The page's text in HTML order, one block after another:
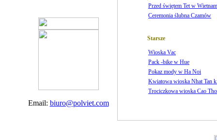
Email: biuro@polviet.com
Przed świętem Tet w
Ceremonia ślubna Czamów
Starsze
Wioska Vac
Pack -bike w Hue
Pokaz mody w Ha Noi
Kwiatowa wioska Nhat Tan
Trociczkowa wioska Cao